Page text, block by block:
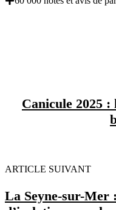
Canicule 2025 :
ARTICLE SUIVANT
La Seyne-sur-Mer